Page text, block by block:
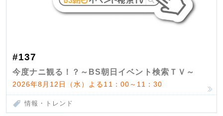
#137
今度ナニ観る！？～BS朝日イベント検索ＴＶ～
2026年8月12日（水）よる11：00～11：30
情報・トレンド